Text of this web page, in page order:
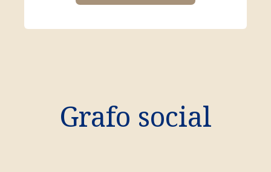
Grafo social